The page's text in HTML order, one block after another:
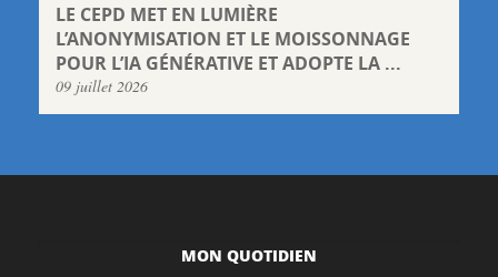
LE CEPD MET EN LUMIÈRE
L’ANONYMISATION ET LE MOISSONNAGE
POUR L’IA GÉNÉRATIVE ET ADOPTE LA ...
09 juillet 2026
MON QUOTIDIEN